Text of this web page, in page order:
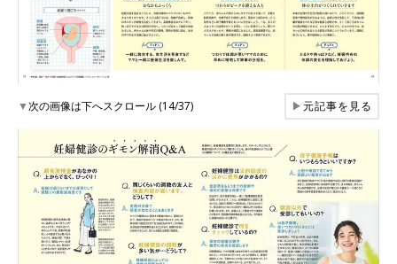
▼次の画像は下へスクロール (14/37) ▶元記事を見る